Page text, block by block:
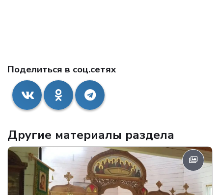
Поделиться в соц.сетях
Другие материалы раздела